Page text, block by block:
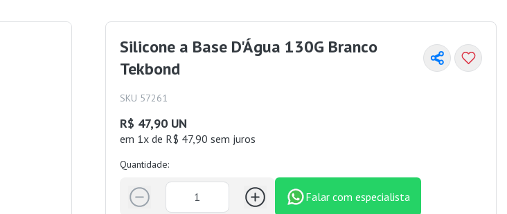
Silicone a Base D'Água 130G Branco
Tekbond
SKU 57261
R$ 47,90 UN
em 1x de R$ 47,90 sem juros
Quantidade:
Falar com especialista